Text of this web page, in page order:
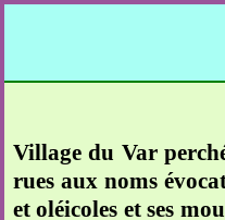
Village du Var
rues aux noms
et oléicoles et ses